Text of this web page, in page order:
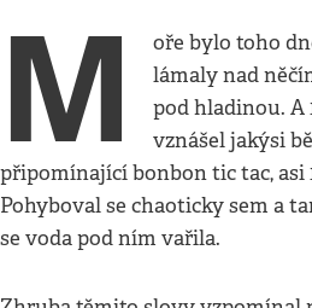
M
oře bylo toho
lámaly nad
pod hladinou. A
vznášel jakýsi
připomínající bonbon tic tac, asi
Pohyboval se chaoticky sem a
se voda pod ním vařila.